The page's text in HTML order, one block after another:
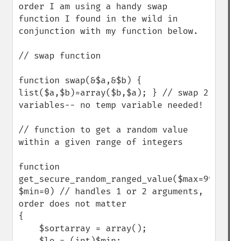
order I am using a handy swap
function I found in the wild in
conjunction with my function below.
// swap function
function swap(&$a,&$b) {
list($a,$b)=array($b,$a); } // swap 2
variables-- no temp variable needed!
// function to get a random value
within a given range of integers
function
get_secure_random_ranged_value($max=99,
$min=0) // handles 1 or 2 arguments,
order does not matter
{